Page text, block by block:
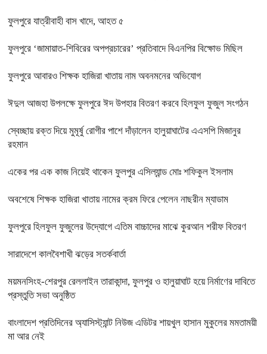
ফুলপুরে যাত্রীবাহী বাস খাদে, আহত ৫
ফুলপুরে ‘জামায়াত-শিবিরের অপপ্রচারের’ প্রতিবাদে বিএনপির বিক্ষোভ মিছিল
ফুলপুরে আবারও শিক্ষক হাজিরা খাতায় নাম অবনমনের অভিযোগ
ঈদুল আজহা উপলক্ষে ফুলপুরে ঈদ উপহার বিতরণ করবে হিলফুল ফুজুল সংগঠন
স্বেচ্ছায় রক্ত দিয়ে মুমূর্ষু রোগীর পাশে দাঁড়ালেন হালুয়াঘাটের এএসপি মিজানুর
রহমান
একের পর এক কাজ নিয়েই থাকেন ফুলপুর এসিল্যান্ড মোঃ শফিকুল ইসলাম
অবশেষে শিক্ষক হাজিরা খাতায় নামের ক্রম ফিরে পেলেন নাছরীন ম্যাডাম
ফুলপুরে হিলফুল ফুজুলের উদ্যোগে এতিম বাচ্চাদের মাঝে কুরআন শরীফ বিতরণ
সারাদেশে কালবৈশাখী ঝড়ের সতর্কবার্তা
ময়মনসিংহ-শেরপুর রেললাইন তারাকান্দা, ফুলপুর ও হালুয়াঘাট হয়ে নির্মাণের দাবিতে
প্রস্তুতি সভা অনুষ্ঠিত
বাংলাদেশ প্রতিদিনের অ্যাসিস্ট্যান্ট নিউজ এডিটর শায়খুল হাসান মুকুলের মমতাময়ী
মা আর নেই